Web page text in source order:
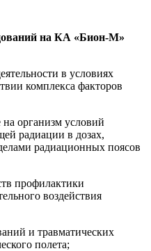
на КА «Бион-М»
в условиях
комплекса факторов
организм условий
радиации в дозах,
радиационных поясов
профилактики
воздействия
и травматических
полета;